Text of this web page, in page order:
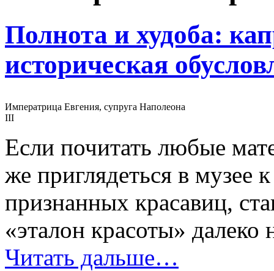
Полнота и худоба:
историческая
Императрица Евгения, супруга Наполеона
III
Если почитать любые
же приглядеться в музее
признанных красавиц,
«эталон красоты» далеко
Читать дальше…